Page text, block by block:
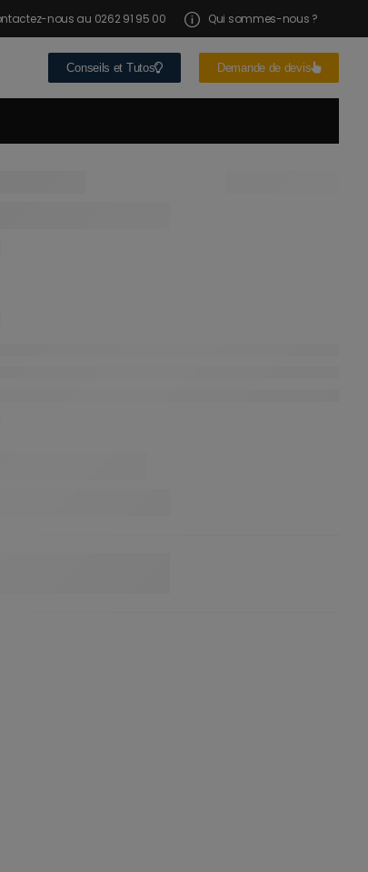
nous au 0262 91 95 00 Qui sommes-nous ?
Conseils et Tutos Demande de devis